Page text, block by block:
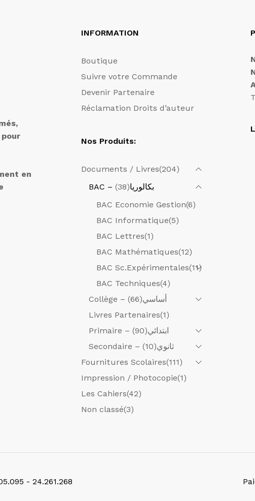
pour
en
INFORMATION
Boutique
Suivre votre Commande
Devenir Partenaire
Réclamation Droits d’auteur
Nos Produits:
Documents / Livres(204)
BAC – بكالوريا(38)
BAC Economie Gestion(6)
BAC Informatique(5)
BAC Lettres(1)
BAC Mathématiques(12)
BAC Sc.Expérimentales(11)
BAC Techniques(4)
Collège – أساسي(66)
Livres Partenaires(1)
Primaire – ابتدائي(90)
Secondaire – ثانوي(10)
Fournitures Scolaires(111)
Impression / Photocopie(1)
Les Cahiers(42)
Non classé(3)
- 24.261.268